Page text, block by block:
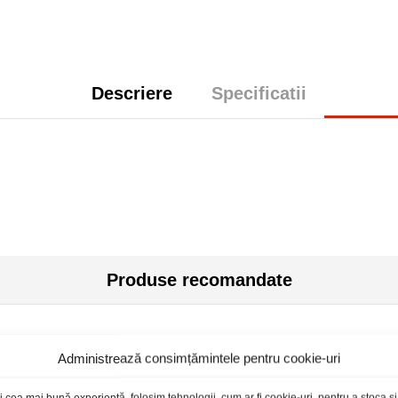
Administrează consimțămintele pentru cookie-uri
Descriere Specificatii
Produse recomandate